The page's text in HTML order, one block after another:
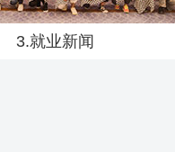
3.就业新闻